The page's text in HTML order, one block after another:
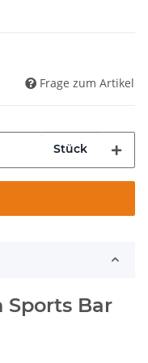
Frage zum Artikel
Stück
Sports Bar